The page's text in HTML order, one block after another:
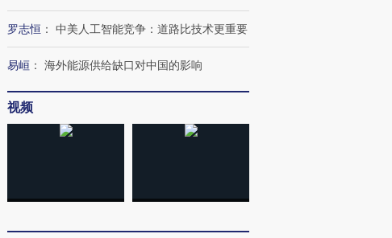
罗志恒 ： 中美人工智能竞争：道路比技术更重要
易峘 ： 海外能源供给缺口对中国的影响
视频